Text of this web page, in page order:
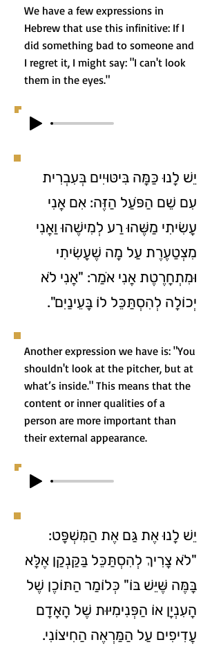
We have a few expressions in
Hebrew that use this infinitive: If I
did something bad to someone and
I regret it, I might say: "I can't look
them in the eyes."
יֵשׁ לָנוּ כַּמָּה בִּיטּוּיִים בְּעִבְרִית
עִם שֵׁם הַפֹּעַל הַזֶּה: אִם אֲנִי
עָשִׂיתִי מַשֶּׁהוּ רַע לְמִישֶׁהוּ וַאֲנִי
מִצְטַעֶרֶת עַל מָה שֶׁעָשִׂיתִי
וּמִתְחָרֶטֶת אֲנִי אֺמַר: "אֲנִי לֹא
יְכוֹלָה לְהִסְתַּכֵּל לוֹ בָּעֵינַיִם".
Another expression we have is: "You
shouldn't look at the pitcher, but at
what’s inside." This means that the
content or inner qualities of a
person are more important than
their external appearance.
יֵשׁ לָנוּ אֶת גַּם אֶת הַמִּשְׁפָּט:
"לֹא צָרִיךְ לְהִסְתַּכֵּל בַּקַּנְקַן אֶלָּא
בָּמֶּה שֶּׁיֵּשׁ בּוֹ" כְּלוֹמַר הַתּוֹכֶן שֶׁל
הָעִנְיָן אוֹ הַפְּנִימִיּוּת שֶׁל הָאָדָם
עֲדִיפִים עַל הַמַּרְאֶה הַחִיצוֹנִי.